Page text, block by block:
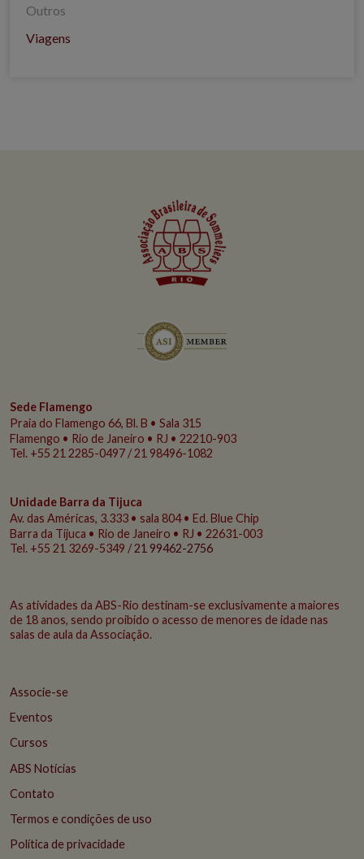
Outros
Viagens
Sede Flamengo
Praia do Flamengo 66, Bl. B • Sala 315
Flamengo • Rio de Janeiro • RJ • 22210-903
Tel. +55 21 2285-0497 / 21 98496-1082
Unidade Barra da Tijuca
Av. das Américas, 3.333 • sala 804 • Ed. Blue Chip
Barra da Tijuca • Rio de Janeiro • RJ • 22631-003
Tel. +55 21 3269-5349 /21 99462-2756
As atividades da ABS-Rio destinam-se exclusivamente a maiores
de 18 anos, sendo proibido o acesso de menores de idade nas
salas de aula da Associação.
Associe-se
Eventos
Cursos
ABS Notícias
Contato
Termos e condições de uso
Política de privacidade